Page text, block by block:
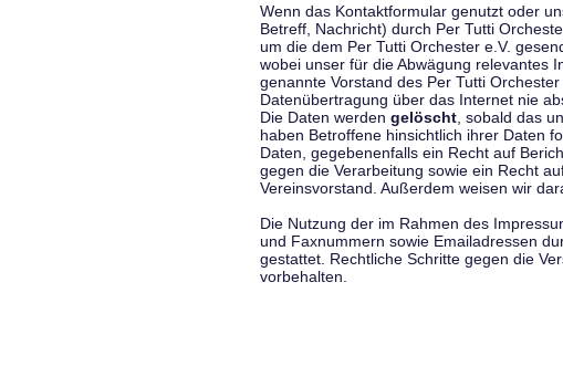
Wenn das Kontaktformular genutzt oder
Betreff, Nachricht) durch Per Tutti
um die dem Per Tutti Orchester e.V.
wobei unser für die Abwägung relevantes
genannte Vorstand des Per Tutti
Datenübertragung über das Internet nie
Die Daten werden gelöscht , sobald das
haben Betroffene hinsichtlich ihrer Daten
Daten, gegebenenfalls ein Recht auf
gegen die Verarbeitung sowie ein Recht
Vereinsvorstand. Außerdem weisen wir
Die Nutzung der im Rahmen des
und Faxnummern sowie Emailadressen
gestattet. Rechtliche Schritte gegen die
vorbehalten.